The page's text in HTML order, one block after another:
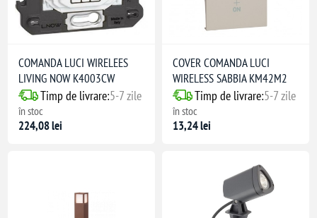
COMANDA LUCI WIRELEES
LIVING NOW K4003CW
Timp de livrare:5-7 zile
în stoc
224,08 lei
COVER COMANDA LUCI
WIRELESS SABBIA KM42M2
Timp de livrare:5-7 zile
în stoc
13,24 lei